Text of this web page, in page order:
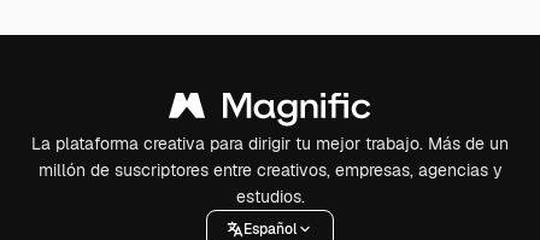
La plataforma creativa para dirigir tu mejor trabajo. Más de un
millón de suscriptores entre creativos, empresas, agencias y
estudios.
Español